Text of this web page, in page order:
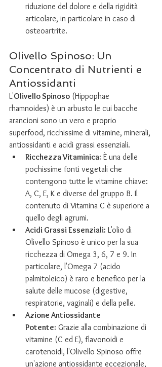
riduzione del dolore e della rigidità
articolare, in particolare in caso di
osteoartrite.
Olivello Spinoso: Un
Concentrato di Nutrienti e
Antiossidanti
L'Olivello Spinoso (Hippophae
rhamnoides) è un arbusto le cui bacche
arancioni sono un vero e proprio
superfood, ricchissime di vitamine, minerali,
antiossidanti e acidi grassi essenziali.
Ricchezza Vitaminica: È una delle
pochissime fonti vegetali che
contengono tutte le vitamine chiave:
A, C, E, K e diverse del gruppo B. Il
contenuto di Vitamina C è superiore a
quello degli agrumi.
Acidi Grassi Essenziali: L'olio di
Olivello Spinoso è unico per la sua
ricchezza di Omega 3, 6, 7 e 9. In
particolare, l'Omega 7 (acido
palmitoleico) è raro e benefico per la
salute delle mucose (digestive,
respiratorie, vaginali) e della pelle.
Azione Antiossidante
Potente: Grazie alla combinazione di
vitamine (C ed E), flavonoidi e
carotenoidi, l'Olivello Spinoso offre
un'azione antiossidante eccezionale,